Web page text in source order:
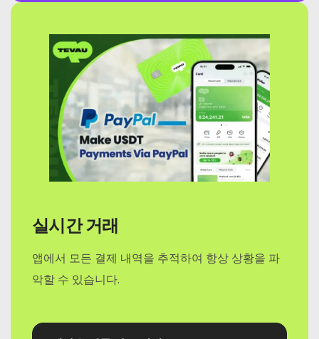
실시간 거래
앱에서 모든 결제 내역을 추적하여 항상 상황을 파
악할 수 있습니다.